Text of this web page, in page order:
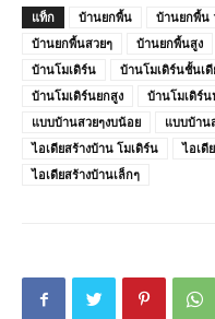
แท็ก บ้านยกพื้น บ้านยกพื้น
บ้านยกพื้นสวยๆ
บ้านยกพื้นสูง
บ้านโมเดิร์น
บ้านโมเดิร์นชั้นเ
บ้านโมเดิร์นยกสูง
บ้านโมเดิร์น
แบบบ้านสวยๆงบน้อย
แบบบ้าน
ไอเดียสร้างบ้าน โมเดิร์น
ไอเดี
ไอเดียสร้างบ้านเล็กๆ